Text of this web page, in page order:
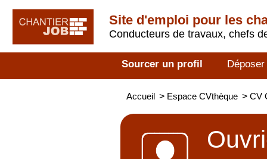
Site d'emploi pour les
Conducteurs de travaux, chefs
Sourcer un profil
Accueil > Espace CVthèque > CV